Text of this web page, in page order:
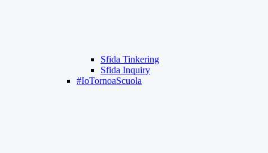
Sfida Tinkering
Sfida Inquiry
#IoTornoaScuola